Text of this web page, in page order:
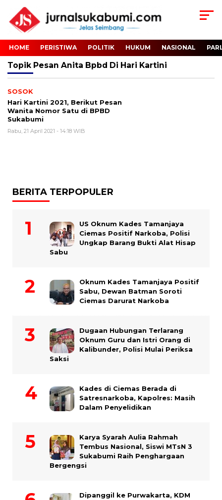
HOME PERISTIWA POLITIK HUKUM NASIONAL
Topik Pesan Anita Bpbd Di Hari Kartini
SOSOK
Hari Kartini 2021, Berikut Pesan
Wanita Nomor Satu di BPBD
Sukabumi
Rabu, 21 April 2021 - 14:18 WIB
BERITA TERPOPULER
US Oknum Kades Tamanjaya
Ciemas Positif Narkoba, Polisi
Ungkap Barang Bukti Alat Hisap
Sabu
Oknum Kades Tamanjaya Positif
Sabu, Dewan Batman Soroti
Ciemas Darurat Narkoba
Dugaan Hubungan Terlarang
Oknum Guru dan Istri Orang di
Kalibunder, Polisi Mulai Periksa
Saksi
Kades di Ciemas Berada di
Satresnarkoba, Kapolres: Masih
Dalam Penyelidikan
Karya Syarah Aulia Rahmah
Tembus Nasional, Siswi MTsN 3
Sukabumi Raih Penghargaan
Bergengsi
Dipanggil ke Purwakarta, KDM